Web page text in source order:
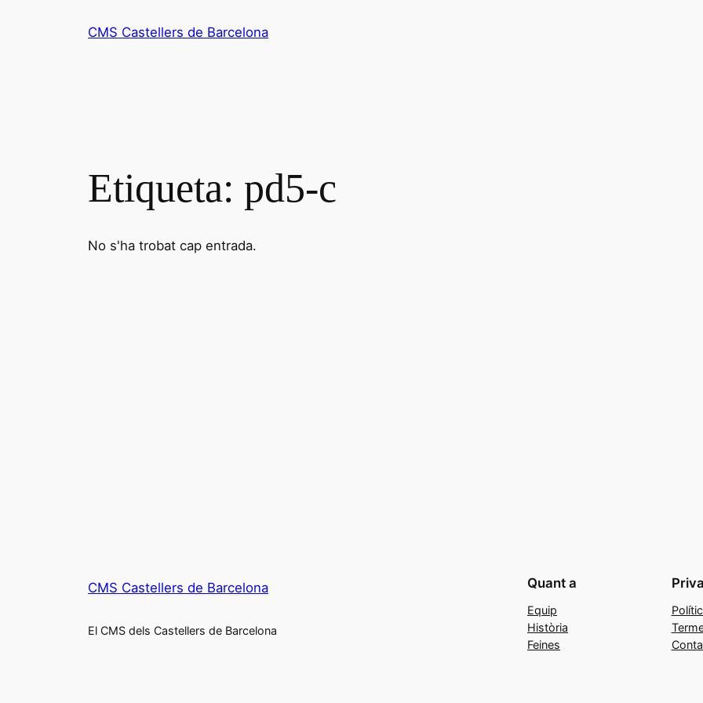
CMS Castellers de Barcelona
Etiqueta: pd5-c
No s'ha trobat cap entrada.
CMS Castellers de Barcelona
El CMS dels Castellers de Barcelona
Quant a
Equip
Història
Feines